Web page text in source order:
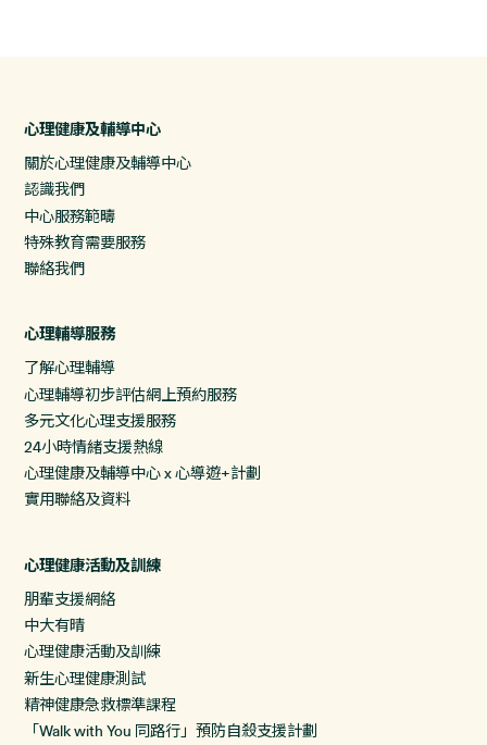
心理健康及輔導中心
關於心理健康及輔導中心
認識我們
中心服務範疇
特殊教育需要服務
聯絡我們
心理輔導服務
了解心理輔導
心理輔導初步評估網上預約服務
多元文化心理支援服務
24小時情緒支援熱線
心理健康及輔導中心 x 心導遊+計劃
實用聯絡及資料
心理健康活動及訓練
朋輩支援網絡
中大有晴
心理健康活動及訓練
新生心理健康測試
精神健康急救標準課程
「Walk with You 同路行」預防自殺支援計劃